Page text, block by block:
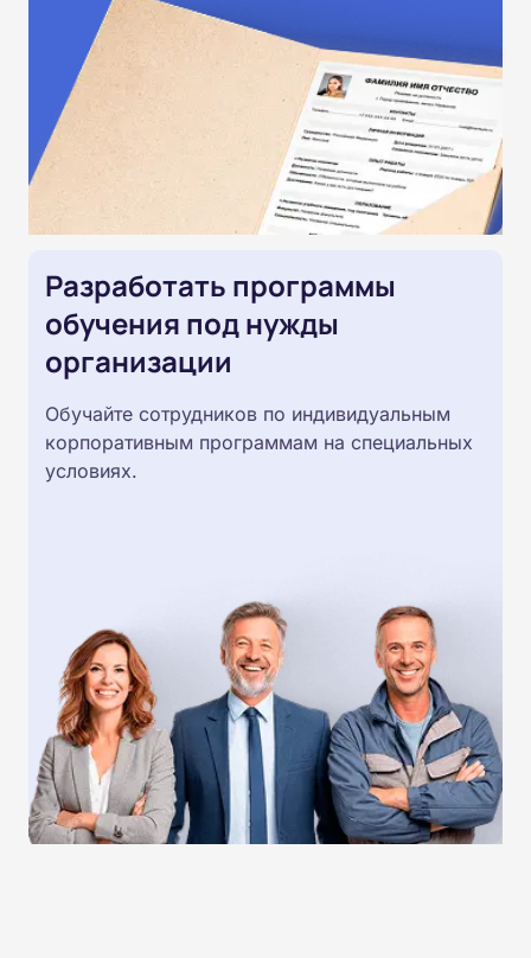
Разработать программы
обучения под нужды
организации
Обучайте сотрудников по индивидуальным
корпоративным программам на специальных
условиях.